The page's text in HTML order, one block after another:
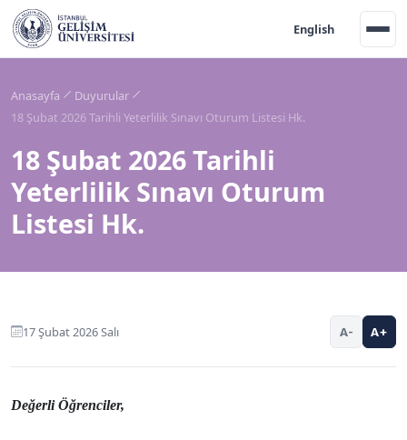
English
Anasayfa
Duyurular
18 Şubat 2026 Tarihli Yeterlilik Sınavı Oturum Listesi Hk.
18 Şubat 2026 Tarihli
Yeterlilik Sınavı Oturum
Listesi Hk.
17 Şubat 2026 Salı A- A+
Değerli Öğrenciler,